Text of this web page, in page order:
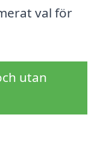
val för
utan